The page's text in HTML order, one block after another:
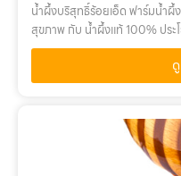
น้ำผึ้งบริสุทธิ์ร้อยเอ็ด ฟาร์มน้ำผึ้
สุขภาพ กับ น้ำผึ้งแท้ 100% ประ
บริสุทธิ์ร้อยเอ็ด เติมความหวา